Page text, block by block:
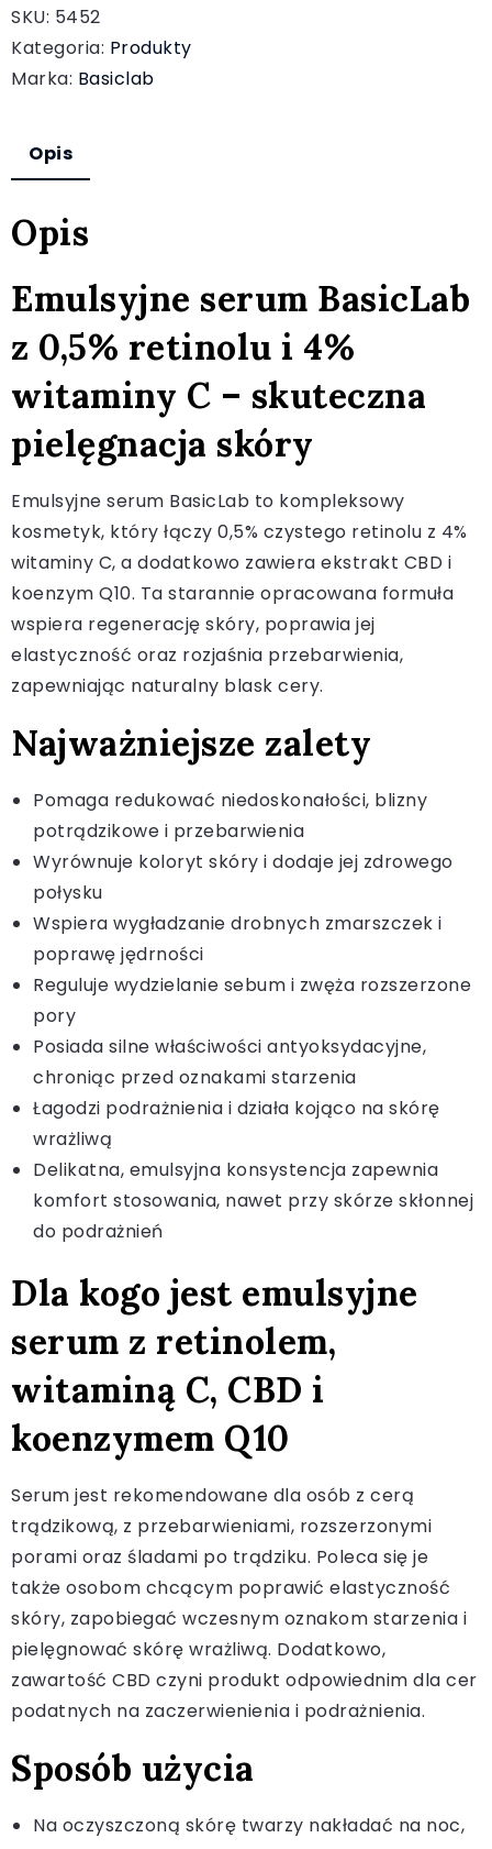
SKU: 5452
Kategoria: Produkty
Marka: Basiclab
Opis
Opis
Emulsyjne serum BasicLab
z 0,5% retinolu i 4%
witaminy C – skuteczna
pielęgnacja skóry
Emulsyjne serum BasicLab to kompleksowy
kosmetyk, który łączy 0,5% czystego retinolu z 4%
witaminy C, a dodatkowo zawiera ekstrakt CBD i
koenzym Q10. Ta starannie opracowana formuła
wspiera regenerację skóry, poprawia jej
elastyczność oraz rozjaśnia przebarwienia,
zapewniając naturalny blask cery.
Najważniejsze zalety
Pomaga redukować niedoskonałości, blizny
potrądzikowe i przebarwienia
Wyrównuje koloryt skóry i dodaje jej zdrowego
połysku
Wspiera wygładzanie drobnych zmarszczek i
poprawę jędrności
Reguluje wydzielanie sebum i zwęża rozszerzone
pory
Posiada silne właściwości antyoksydacyjne,
chroniąc przed oznakami starzenia
Łagodzi podrażnienia i działa kojąco na skórę
wrażliwą
Delikatna, emulsyjna konsystencja zapewnia
komfort stosowania, nawet przy skórze skłonnej
do podrażnień
Dla kogo jest emulsyjne
serum z retinolem,
witaminą C, CBD i
koenzymem Q10
Serum jest rekomendowane dla osób z cerą
trądzikową, z przebarwieniami, rozszerzonymi
porami oraz śladami po trądziku. Poleca się je
także osobom chcącym poprawić elastyczność
skóry, zapobiegać wczesnym oznakom starzenia i
pielęgnować skórę wrażliwą. Dodatkowo,
zawartość CBD czyni produkt odpowiednim dla cer
podatnych na zaczerwienienia i podrażnienia.
Sposób użycia
Na oczyszczoną skórę twarzy nakładać na noc,